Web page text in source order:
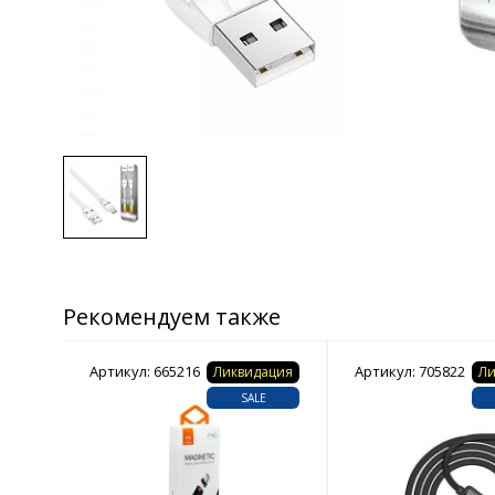
Рекомендуем также
Артикул: 665216 Ликвидация
SALE
Артикул: 705822